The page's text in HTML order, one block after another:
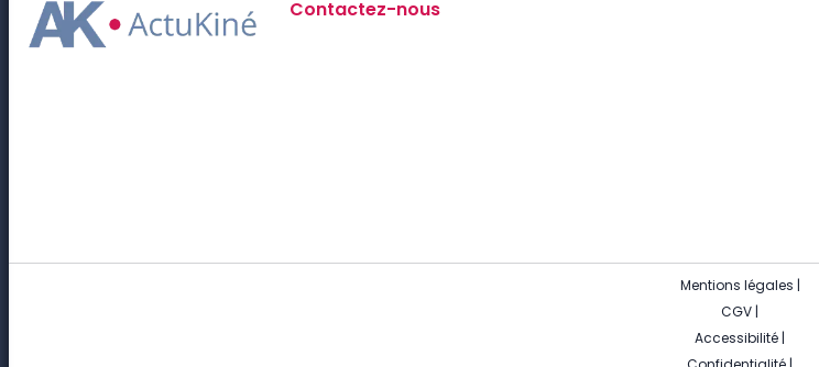
Contactez-nous
Mentions légales |
CGV |
Accessibilité |